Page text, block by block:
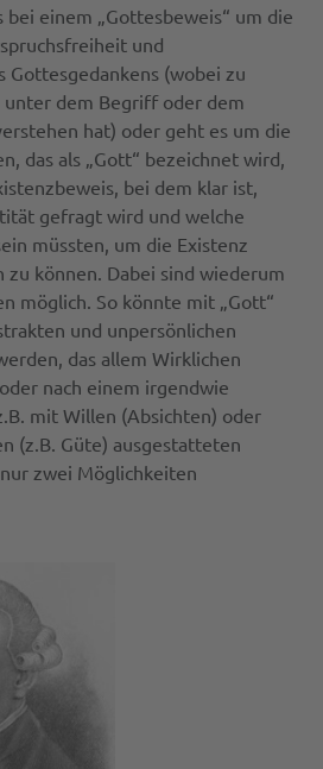
bei einem „Gottesbeweis“ um die
und
Gottesgedankens (wobei zu
unter dem Begriff oder dem
hat) oder geht es um die
das als „Gott“ bezeichnet wird,
bei dem klar ist,
gefragt wird und welche
müssten, um die Existenz
zu können. Dabei sind wiederum
möglich. So könnte mit „Gott“
und unpersönlichen
das allem Wirklichen
nach einem irgendwie
mit Willen (Absichten) oder
(z.B. Güte) ausgestatteten
zwei Möglichkeiten